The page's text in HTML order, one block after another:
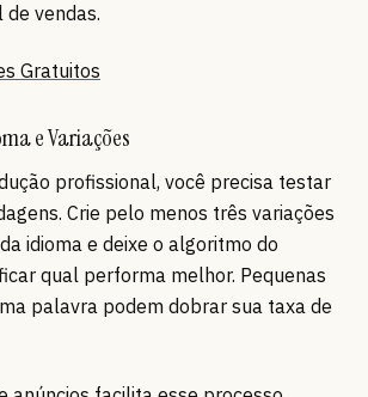
vendas.
Gratuitos
e Variações
profissional, você precisa testar
Crie pelo menos três variações
idioma e deixe o algoritmo do
qual performa melhor. Pequenas
palavra podem dobrar sua taxa de